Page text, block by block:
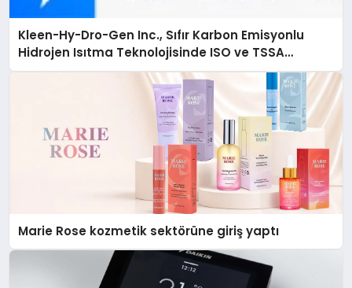
Kleen-Hy-Dro-Gen Inc., Sıfır Karbon Emisyonlu
Hidrojen Isıtma Teknolojisinde ISO ve TSSA
Düzenleyici Onaylarını Aldı
Marie Rose kozmetik sektörüne giriş yaptı